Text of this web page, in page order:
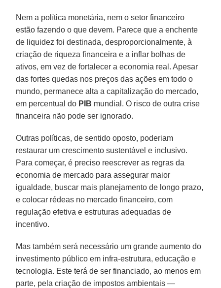
Nem a política monetária, nem o setor financeiro
estão fazendo o que devem. Parece que a enchente
de liquidez foi destinada, desproporcionalmente, à
criação de riqueza financeira e a inflar bolhas de
ativos, em vez de fortalecer a economia real. Apesar
das fortes quedas nos preços das ações em todo o
mundo, permanece alta a capitalização do mercado,
em percentual do PIB mundial. O risco de outra crise
financeira não pode ser ignorado.
Outras políticas, de sentido oposto, poderiam
restaurar um crescimento sustentável e inclusivo.
Para começar, é preciso reescrever as regras da
economia de mercado para assegurar maior
igualdade, buscar mais planejamento de longo prazo,
e colocar rédeas no mercado financeiro, com
regulação efetiva e estruturas adequadas de
incentivo.
Mas também será necessário um grande aumento do
investimento público em infra-estrutura, educação e
tecnologia. Este terá de ser financiado, ao menos em
parte, pela criação de impostos ambientais —